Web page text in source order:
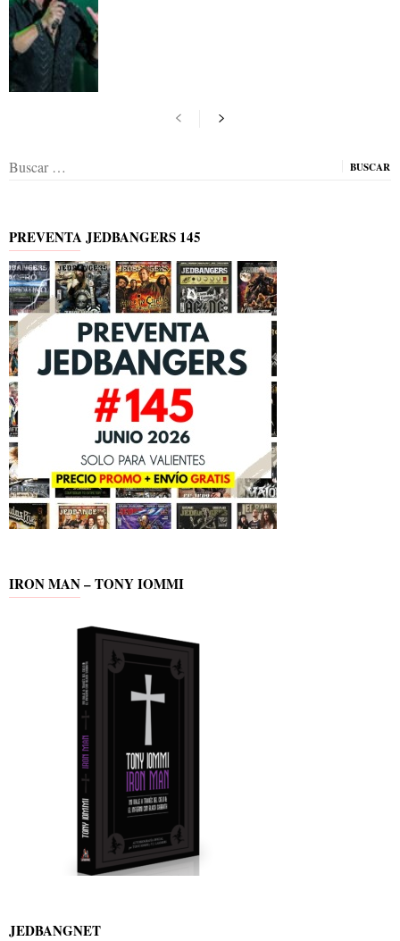
Buscar:
PREVENTA JEDBANGERS 145
IRON MAN – TONY IOMMI
JEDBANGNET